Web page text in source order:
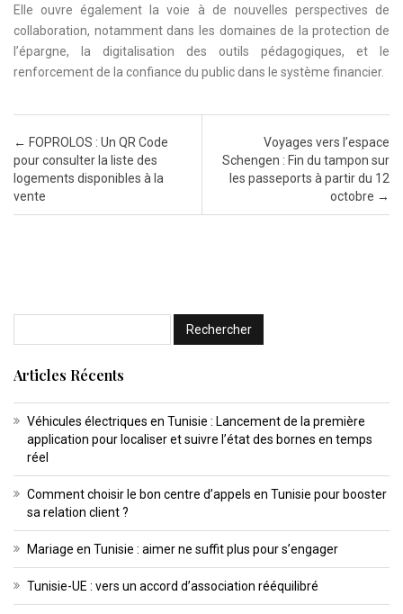
Elle ouvre également la voie à de nouvelles perspectives de
collaboration, notamment dans les domaines de la protection de
l’épargne, la digitalisation des outils pédagogiques, et le
renforcement de la confiance du public dans le système financier.
Post navigation
← FOPROLOS : Un QR Code
pour consulter la liste des
logements disponibles à la
vente
Voyages vers l’espace
Schengen : Fin du tampon sur
les passeports à partir du 12
octobre →
Articles Récents
Véhicules électriques en Tunisie : Lancement de la première
application pour localiser et suivre l’état des bornes en temps
réel
Comment choisir le bon centre d’appels en Tunisie pour booster
sa relation client ?
Mariage en Tunisie : aimer ne suffit plus pour s’engager
Tunisie-UE : vers un accord d’association rééquilibré